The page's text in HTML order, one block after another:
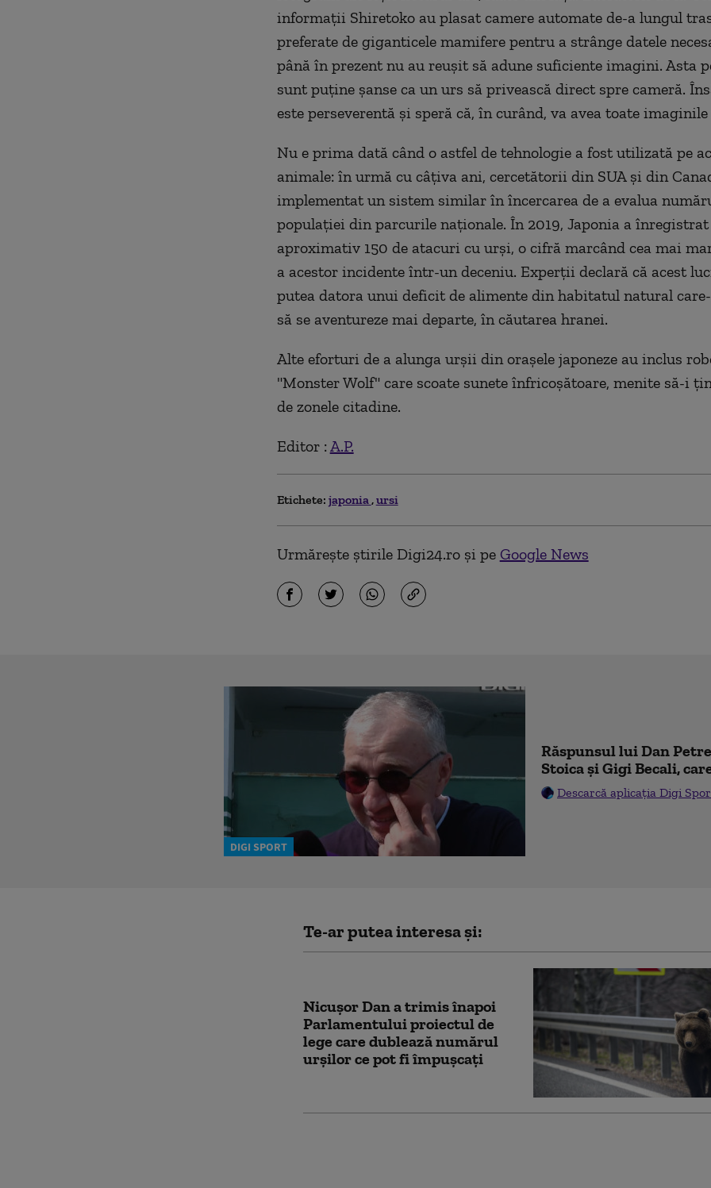
informații Shiretoko au plasat camere automate de-a lungul
preferate de giganticele mamifere pentru a strânge datele
până în prezent nu au reușit să adune suficiente imagini. Asta
sunt puține șanse ca un urs să privească direct spre cameră.
este perseverentă și speră că, în curând, va avea toate imaginile
Nu e prima dată când o astfel de tehnologie a fost utilizată pe
animale: în urmă cu câțiva ani, cercetătorii din SUA și din
implementat un sistem similar în încercarea de a evalua
populației din parcurile naționale. În 2019, Japonia a înregistrat
aproximativ 150 de atacuri cu urși, o cifră marcând cea mai
a acestor incidente într-un deceniu. Experții declară că acest
putea datora unui deficit de alimente din habitatul natural
să se aventureze mai departe, în căutarea hranei.
Alte eforturi de a alunga urșii din orașele japoneze au inclus
"Monster Wolf" care scoate sunete înfricoșătoare, menite să-i
de zonele citadine.
Editor : A.P.
Etichete: japonia ursi
Urmărește știrile Digi24.ro și pe Google News
DIGI SPORT
Răspunsul lui Dan
Stoica și Gigi Becali,
Descarcă aplicația Digi
Te-ar putea interesa și:
Nicușor Dan a trimis înapoi
Parlamentului proiectul de
lege care dublează numărul
urșilor ce pot fi împușcați